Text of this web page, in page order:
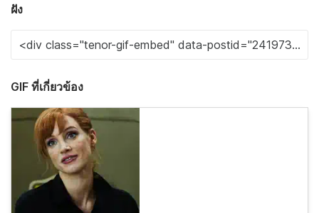
ฝัง
GIF ที่เกี่ยวข้อง